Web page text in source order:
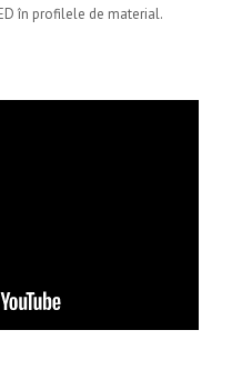
în profilele de material.